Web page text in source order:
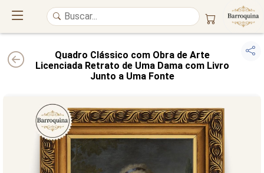
UM ATELIÊ 100% FINE ART
Quadro Clássico com Obra de Arte
Licenciada Retrato de Uma Dama com Livro
Junto a Uma Fonte